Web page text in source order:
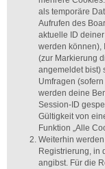
als temporäre
Aufrufen des
aktuelle ID
werden können),
(zur Markierung
angemeldet bist)
Umfragen
werden deine
Session-ID
Gültigkeit von
Funktion „Alle
Weiterhin
Registrierung, in
angibst. Für die